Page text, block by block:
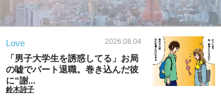
Love 2026.08.04
「男子大学生を誘惑してる」お局
の嘘でパート退職。巻き込んだ彼
に“謝...
鈴木詩子